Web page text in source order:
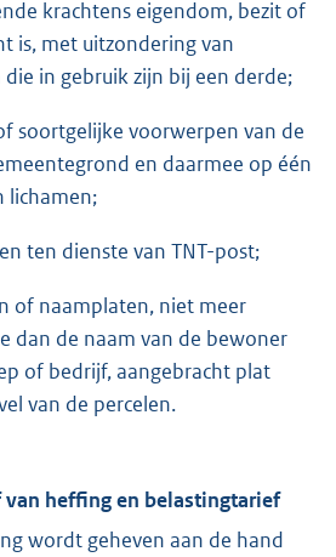
krachtens eigendom, bezit of
is, met uitzondering van
in gebruik zijn bij een derde;
soortgelijke voorwerpen van de
en daarmee op één
lichamen;
ten dienste van TNT-post;
of naamplaten, niet meer
dan de naam van de bewoner
of bedrijf, aangebracht plat
van de percelen.
heffing en belastingtarief
wordt geheven aan de hand